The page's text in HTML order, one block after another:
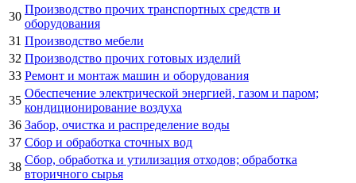
30
Производство прочих транспортных средств и
оборудования
31 Производство мебели
32 Производство прочих готовых изделий
33 Ремонт и монтаж машин и оборудования
35
Обеспечение электрической энергией, газом и паром;
кондиционирование воздуха
36 Забор, очистка и распределение воды
37 Сбор и обработка сточных вод
38
Сбор, обработка и утилизация отходов; обработка
вторичного сырья